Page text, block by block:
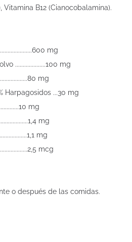
B12 (Cianocobalamina).
mg
....................100 mg
mg
Harpagosidos ...30 mg
mg
mg
mg
mcg
o después de las comidas.